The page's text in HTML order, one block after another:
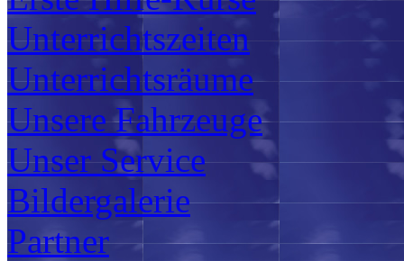
Unterrichtszeiten
Unterrichtsräume
Unsere Fahrzeuge
Unser Service
Bildergalerie
Partner